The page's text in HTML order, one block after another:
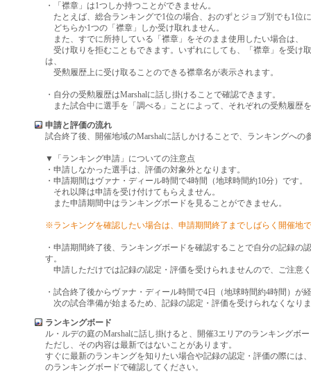
・「襟章」は1つしか持つことができません。
たとえば、総合ランキングで1位の場合、おのずとジョブ別でも1位
どちらか1つの「襟章」しか受け取れません。
また、すでに所持している「襟章」をそのまま使用したい場合は、
受け取りを拒むこともできます。いずれにしても、「襟章」を受け
は、
受勲履歴上に受け取ることのできる襟章名が表示されます。
・自分の受勲履歴はMarshalに話し掛けることで確認できます。
また試合中に選手を「調べる」ことによって、それぞれの受勲履歴
申請と評価の流れ
試合終了後、開催地域のMarshalに話しかけることで、ランキングへの
▼「ランキング申請」についての注意点
・申請しなかった選手は、評価の対象外となります。
・申請期間はヴァナ・ディール時間で4時間（地球時間約10分）です。
それ以降は申請を受け付けてもらえません。
また申請期間中はランキングボードを見ることができません。
※ランキングを確認したい場合は、申請期間終了までしばらく開催地
・申請期間終了後、ランキングボードを確認することで自分の記録の
す。
申請しただけでは記録の認定・評価を受けられませんので、ご注意
・試合終了後からヴァナ・ディール時間で4日（地球時間約4時間）が
次の試合準備が始まるため、記録の認定・評価を受けられなくなり
ランキングボード
ル・ルデの庭のMarshalに話し掛けると、開催3エリアのランキングボ
ただし、その内容は最新ではないことがあります。
すぐに最新のランキングを知りたい場合や記録の認定・評価の際には
のランキングボードで確認してください。